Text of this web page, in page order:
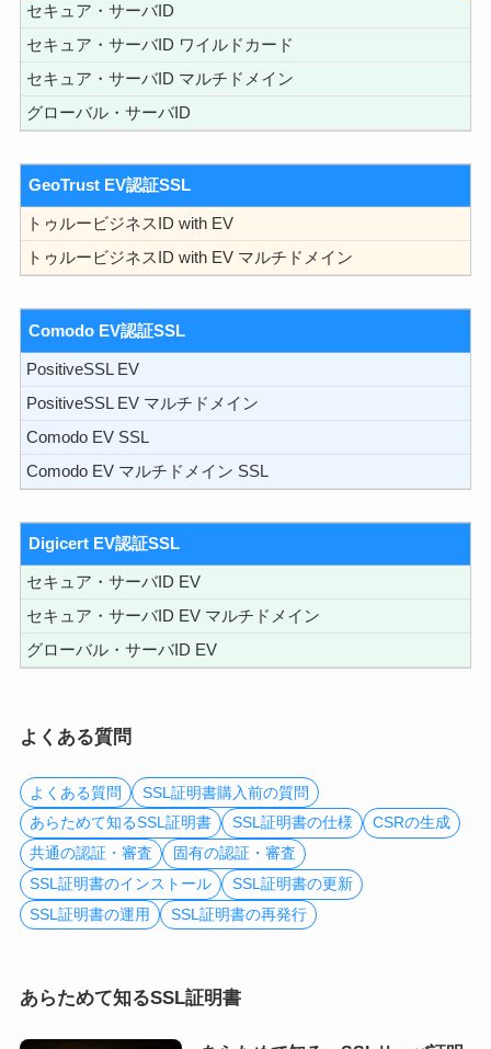
セキュア・サーバID
セキュア・サーバID ワイルドカード
セキュア・サーバID マルチドメイン
グローバル・サーバID
GeoTrust EV認証SSL
トゥルービジネスID with EV
トゥルービジネスID with EV マルチドメイン
Comodo EV認証SSL
PositiveSSL EV
PositiveSSL EV マルチドメイン
Comodo EV SSL
Comodo EV マルチドメイン SSL
Digicert EV認証SSL
セキュア・サーバID EV
セキュア・サーバID EV マルチドメイン
グローバル・サーバID EV
よくある質問
よくある質問
SSL証明書購入前の質問
あらためて知るSSL証明書
SSL証明書の仕様
CSRの生成
共通の認証・審査
固有の認証・審査
SSL証明書のインストール
SSL証明書の更新
SSL証明書の運用
SSL証明書の再発行
あらためて知るSSL証明書